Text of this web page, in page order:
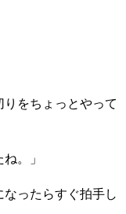
をちょっとやって
。」
なったらすぐ拍手し